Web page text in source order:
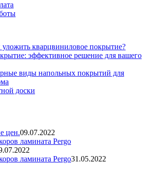
кварцвиниловое покрытие?
эффективное решение для вашего
виды напольных покрытий для
доски
цен.09.07.2022
ламината Pergo
ламината Pergo31.05.2022